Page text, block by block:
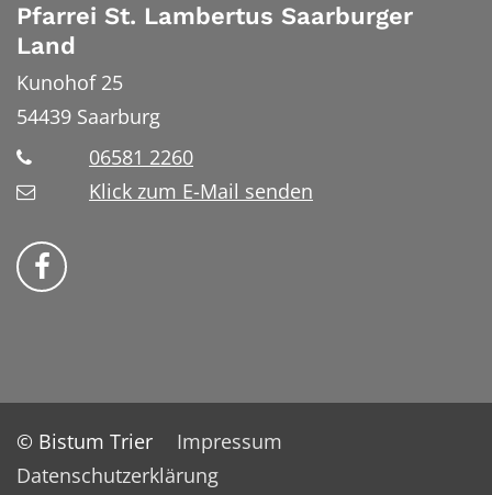
Pfarrei St. Lambertus Saarburger
Land
Kunohof 25
54439 Saarburg
06581 2260
Klick zum E-Mail senden
Bistum Trier auf Facebook
© Bistum Trier
Impressum
Datenschutzerklärung